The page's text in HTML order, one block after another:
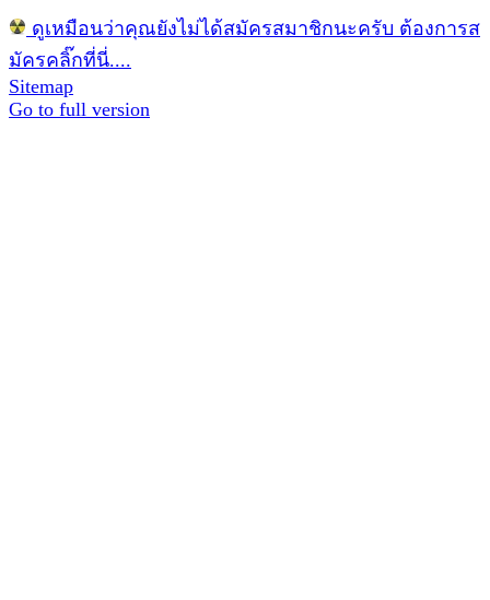
ดูเหมือนว่าคุณยังไม่ได้สมัครสมาชิกนะครับ ต้องการส
มัครคลิ๊กที่นี่....
Sitemap
Go to full version